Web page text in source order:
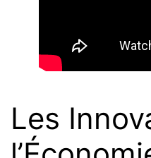
Les